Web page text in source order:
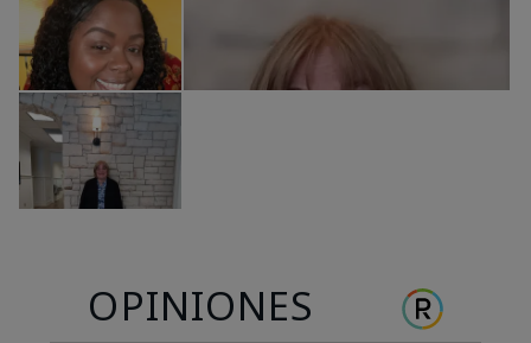
OPINIONES